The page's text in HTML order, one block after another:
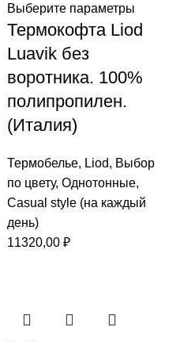
Выберите параметры
Термокофта Liod
Luavik без
воротника. 100%
полипропилен.
(Италия)
Термобелье, Liod, Выбор
по цвету, Однотонные,
Casual style (на каждый
день)
11320,00 ₽